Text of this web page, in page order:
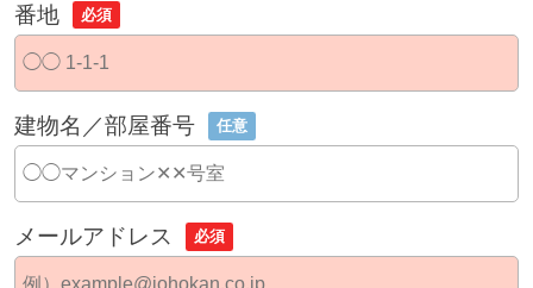
番地 必須
建物名／部屋番号 任意
メールアドレス 必須